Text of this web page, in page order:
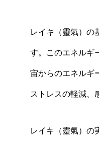
レイキ（靈氣）の
す。このエネルギ
宙からのエネルギ
ストレスの軽減、
レイキ（靈氣）の